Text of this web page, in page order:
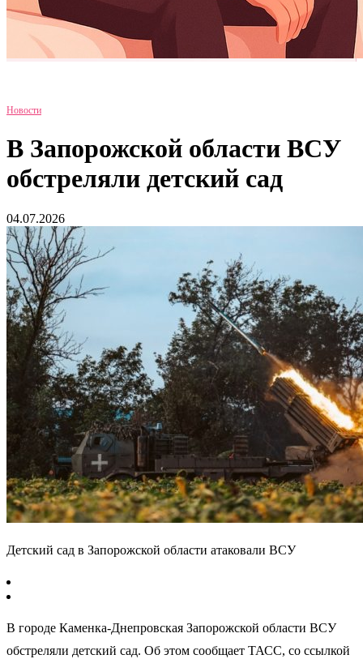
Новости
В Запорожской области ВСУ
обстреляли детский сад
04.07.2026
Детский сад в Запорожской области атаковали ВСУ
В городе Каменка-Днепровская Запорожской области ВСУ
обстреляли детский сад. Об этом сообщает ТАСС, со ссылкой